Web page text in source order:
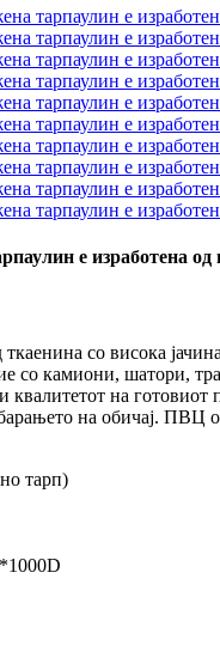
е изработена од
со висока
со камиони, шатори,
на
на обичај. ПВЦ
тарп)